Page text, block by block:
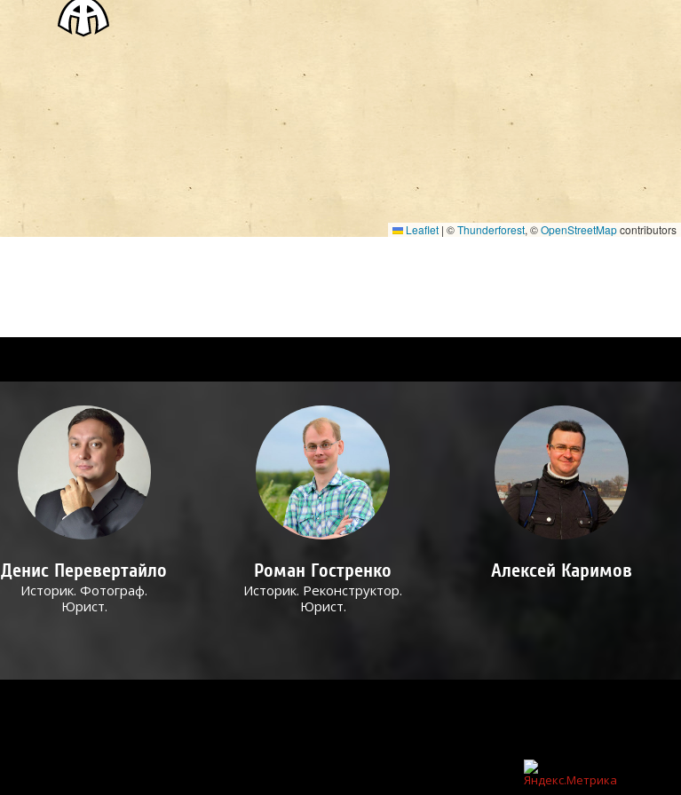
Leaflet | ©Thunderforest, ©OpenStreetMapcontributors
Денис Перевертайло
Историк. Фотограф.
Юрист.
Роман Гостренко
Историк. Реконструктор.
Юрист.
Алексей Каримов